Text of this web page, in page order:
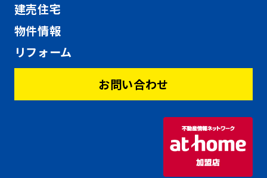
建売住宅
物件情報
リフォーム
お問い合わせ